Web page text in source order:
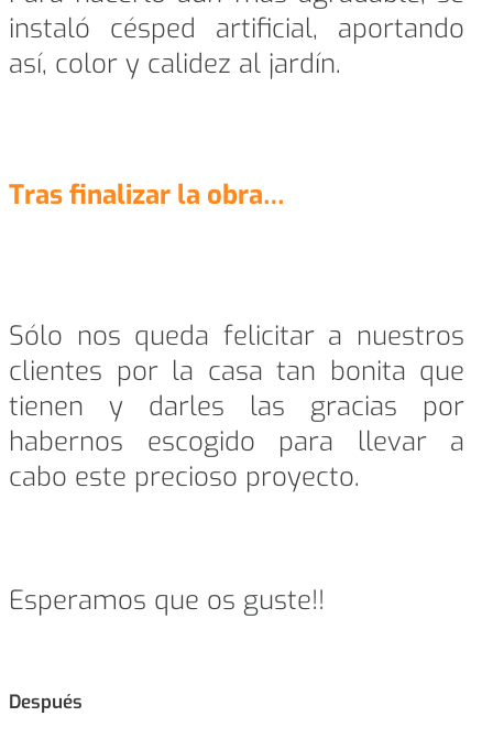
instaló césped artificial, aportando
así, color y calidez al jardín.
Tras finalizar la obra…
Sólo nos queda felicitar a nuestros
clientes por la casa tan bonita que
tienen y darles las gracias por
habernos escogido para llevar a
cabo este precioso proyecto.
Esperamos que os guste!!
Después